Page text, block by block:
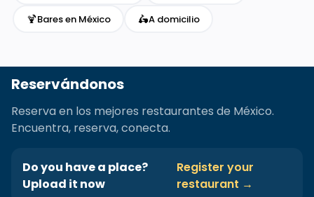
🍹Bares en México 🛵A domicilio
Reservándonos
Reserva en los mejores restaurantes de México.
Encuentra, reserva, conecta.
Do you have a place?
Upload it now
Register your
restaurant →